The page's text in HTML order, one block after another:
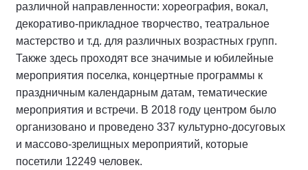
различной направленности: хореография, вокал,
декоративо-прикладное творчество, театральное
мастерство и т.д. для различных возрастных групп.
Также здесь проходят все значимые и юбилейные
мероприятия поселка, концертные программы к
праздничным календарным датам, тематические
мероприятия и встречи. В 2018 году центром было
организовано и проведено 337 культурно-досуговых
и массово-зрелищных мероприятий, которые
посетили 12249 человек.